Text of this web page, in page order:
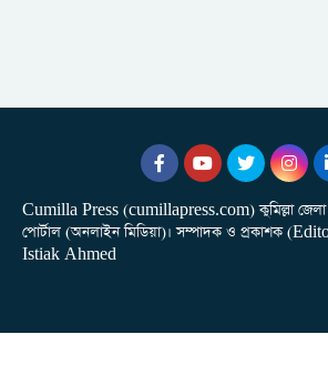
Cumilla Press (cumillapress.com) কুমিল্লা জেলা
পোর্টাল (অনলাইন মিডিয়া)। সম্পাদক ও প্রকাশক
Istiak Ahmed